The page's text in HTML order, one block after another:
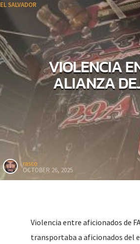
EL SALVADOR
VIOLENCIA
ALIANZA
rasco
OCTOBER 26, 2025
Violencia entre aficionados de
transportaba a aficionados del